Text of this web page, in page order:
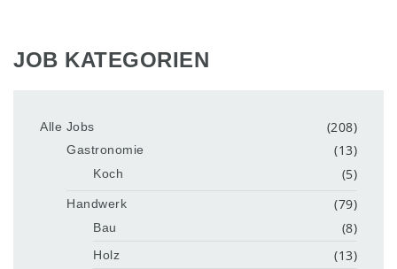
JOB KATEGORIEN
Alle Jobs (208)
Gastronomie (13)
Koch (5)
Handwerk (79)
Bau (8)
Holz (13)